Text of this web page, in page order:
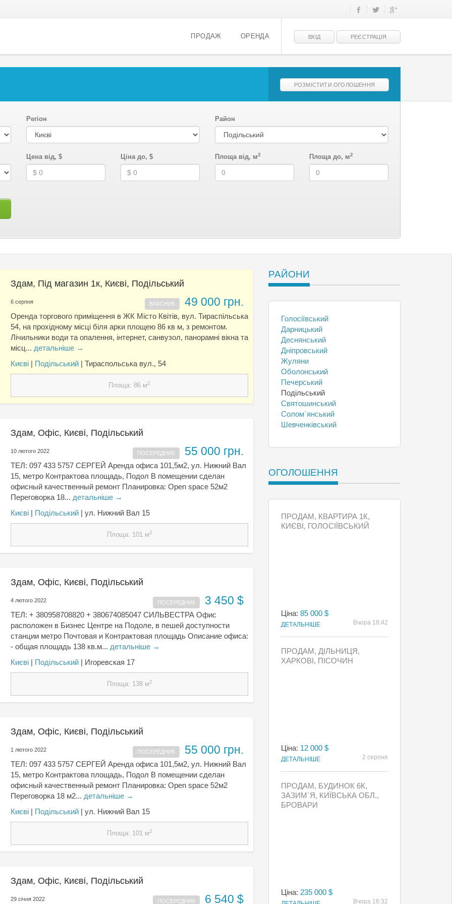
ВХІД РЕЄСТРАЦІЯ
ПРОДАЖ ОРЕНДА
РОЗМІСТИТИ ОГОЛОШЕННЯ
Регіон Район
Цена від, $ Ціна до, $ Площа від, м2 Площа до, м2
Здам, Під магазин 1к, Києвi, Подільський
6 серпня ВЛАСНИК 49 000 грн.
Оренда торгового приміщення в ЖК Місто Квітів, вул. Тираспільська
54, на прохідному місці біля арки площею 86 кв м, з ремонтом.
Лічильники води та опалення, інтернет, санвузол, панорамні вікна та
місц... детальніше →
Києвi | Подільський | Тираспольська вул., 54
Площа: 86 м2
Здам, Офіс, Києвi, Подільський
10 лютого 2022 ПОСЕРЕДНИК 55 000 грн.
ТЕЛ: 097 433 5757 СЕРГЕЙ Аренда офиса 101,5м2, ул. Нижний Вал
15, метро Контрактова площадь, Подол В помещении сделан
офисный качественный ремонт Планировка: Open space 52м2
Переговорка 18... детальніше →
Києвi | Подільський | ул. Нижний Вал 15
Площа: 101 м2
Здам, Офіс, Києвi, Подільський
4 лютого 2022 ПОСЕРЕДНИК 3 450 $
ТЕЛ: + 380958708820 + 380674085047 СИЛЬВЕСТРА Офис
расположен в Бизнес Центре на Подоле, в пешей доступности
станции метро Почтовая и Контрактовая площадь Описание офиса:
- общая площадь 138 кв.м... детальніше →
Києвi | Подільський | Игоревская 17
Площа: 138 м2
Здам, Офіс, Києвi, Подільський
1 лютого 2022 ПОСЕРЕДНИК 55 000 грн.
ТЕЛ: 097 433 5757 СЕРГЕЙ Аренда офиса 101,5м2, ул. Нижний Вал
15, метро Контрактова площадь, Подол В помещении сделан
офисный качественный ремонт Планировка: Open space 52м2
Переговорка 18 м2... детальніше →
Києвi | Подільський | ул. Нижний Вал 15
Площа: 101 м2
Здам, Офіс, Києвi, Подільський
29 січня 2022 ПОСЕРЕДНИК 6 540 $
РАЙОНИ
Голосіївський
Дарницький
Деснянський
Дніпровський
Жуляни
Оболонський
Печерський
Подільський
Святошинський
Солом`янський
Шевченківський
ОГОЛОШЕННЯ
ПРОДАМ, КВАРТИРА 1К,
КИЄВI, ГОЛОСІЇВСЬКИЙ
Ціна: 85 000 $
ДЕТАЛЬНІШЕ Вчора 18:42
ПРОДАМ, ДІЛЬНИЦЯ,
ХАРКОВІ, ПІСОЧИН
Ціна: 12 000 $
ДЕТАЛЬНІШЕ 2 серпня
ПРОДАМ, БУДИНОК 6К,
ЗАЗИМ`Я, КИЇВСЬКА ОБЛ.,
БРОВАРИ
Ціна: 235 000 $
Вчора 16:32